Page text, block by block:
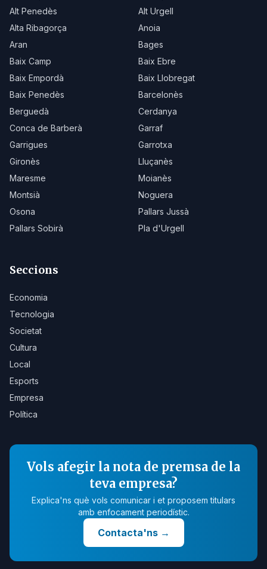
Alt Penedès
Alt Urgell
Alta Ribagorça
Anoia
Aran
Bages
Baix Camp
Baix Ebre
Baix Empordà
Baix Llobregat
Baix Penedès
Barcelonès
Berguedà
Cerdanya
Conca de Barberà
Garraf
Garrigues
Garrotxa
Gironès
Lluçanès
Maresme
Moianès
Montsià
Noguera
Osona
Pallars Jussà
Pallars Sobirà
Pla d'Urgell
Seccions
Economia
Tecnologia
Societat
Cultura
Local
Esports
Empresa
Política
Vols afegir la nota de premsa de la
teva empresa?
Explica'ns què vols comunicar i et proposem titulars
amb enfocament periodístic.
Contacta'ns→